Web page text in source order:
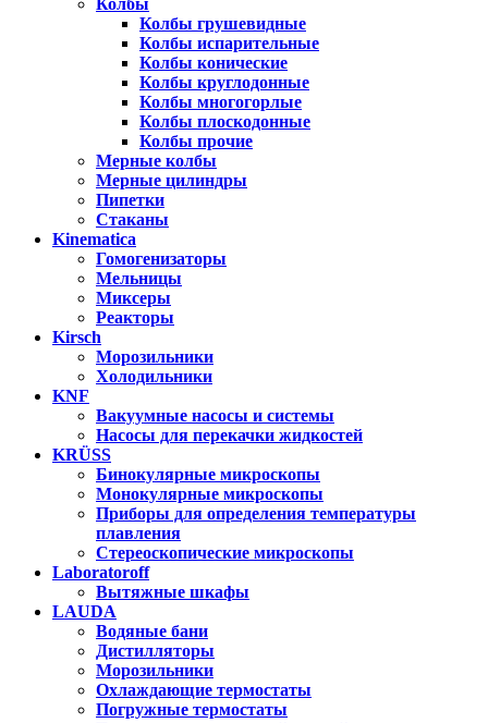
Колбы
Колбы грушевидные
Колбы испарительные
Колбы конические
Колбы круглодонные
Колбы многогорлые
Колбы плоскодонные
Колбы прочие
Мерные колбы
Мерные цилиндры
Пипетки
Стаканы
Kinematica
Гомогенизаторы
Мельницы
Миксеры
Реакторы
Kirsch
Морозильники
Холодильники
KNF
Вакуумные насосы и системы
Насосы для перекачки жидкостей
KRÜSS
Бинокулярные микроскопы
Монокулярные микроскопы
Приборы для определения температуры
плавления
Стереоскопические микроскопы
Laboratoroff
Вытяжные шкафы
LAUDA
Водяные бани
Дистилляторы
Морозильники
Охлаждающие термостаты
Погружные термостаты